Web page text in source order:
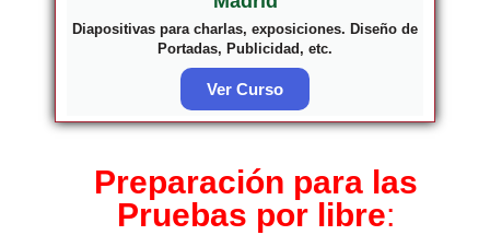
Diapositivas para charlas, exposiciones. Diseño de
Portadas, Publicidad, etc.
Ver Curso
Preparación para las
Pruebas por libre: